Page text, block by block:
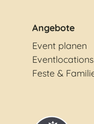
Angebote
Event planen
Eventlocations
Feste &